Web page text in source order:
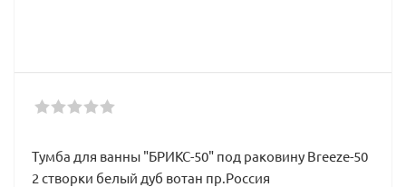
Тумба для ванны "БРИКС-50" под раковину Breeze-50
2 створки белый дуб вотан пр.Россия